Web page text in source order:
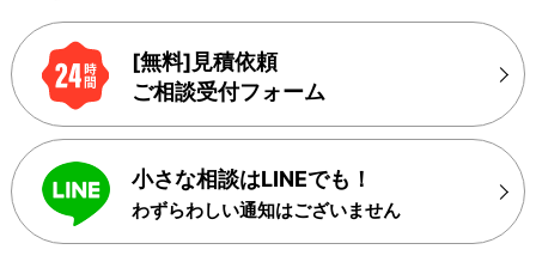
[無料]見積依頼
ご相談受付フォーム
小さな相談はLINEでも！
わずらわしい通知はございません